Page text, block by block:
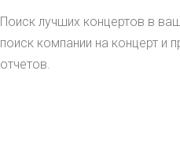
Поиск лучших концертов в
поиск компании на концерт и
отчетов.